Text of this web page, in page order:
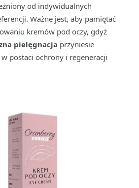
od indywidualnych
Ważne jest, aby pamiętać
kremów pod oczy, gdyż
pielęgnacja przyniesie
postaci ochrony i regeneracji